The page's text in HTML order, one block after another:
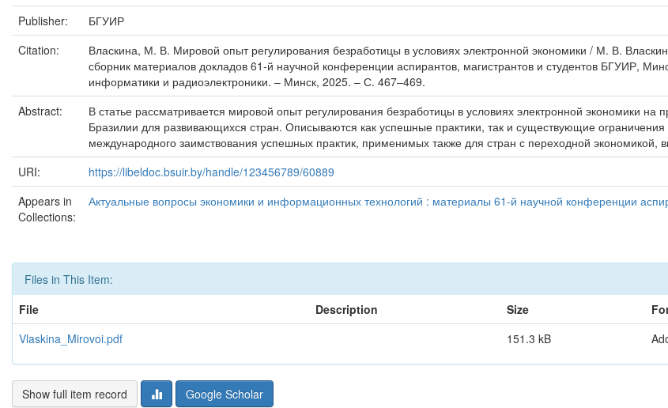
Publisher:
БГУИР
Citation:
Власкина, М. В. Мировой опыт регулирования безработицы в условиях электронной экономики / М. В.
сборник материалов докладов 61-й научной конференции аспирантов, магистрантов и студентов БГУИР,
информатики и радиоэлектроники. – Минск, 2025. – С. 467–469.
Abstract:
В статье рассматривается мировой опыт регулирования безработицы в условиях электронной экономики
Бразилии для развивающихся стран. Описываются как успешные практики, так и существующие
международного заимствования успешных практик, применимых также для стран с переходной экономикой,
URI:
https://libeldoc.bsuir.by/handle/123456789/60889
Appears in
Collections:
Актуальные вопросы экономики и информационных технологий : материалы 61-й научной конференции
Files in This Item:
File
Description Size
Vlaskina_Mirovoi.pdf
151.3 kB
Show full item record Google Scholar